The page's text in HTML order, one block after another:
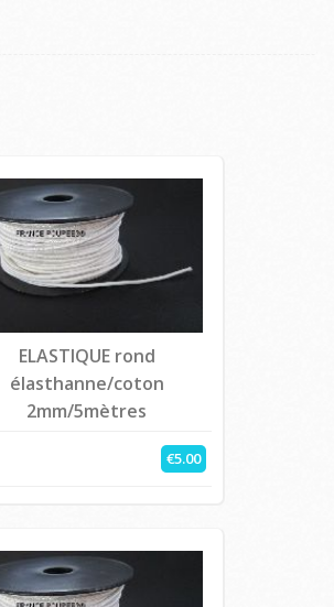
ELASTIQUE rond
élasthanne/coton
2mm/5mètres
€5.00